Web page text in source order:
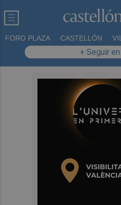
FORO PLAZA CASTELLÓN
+ Seguir